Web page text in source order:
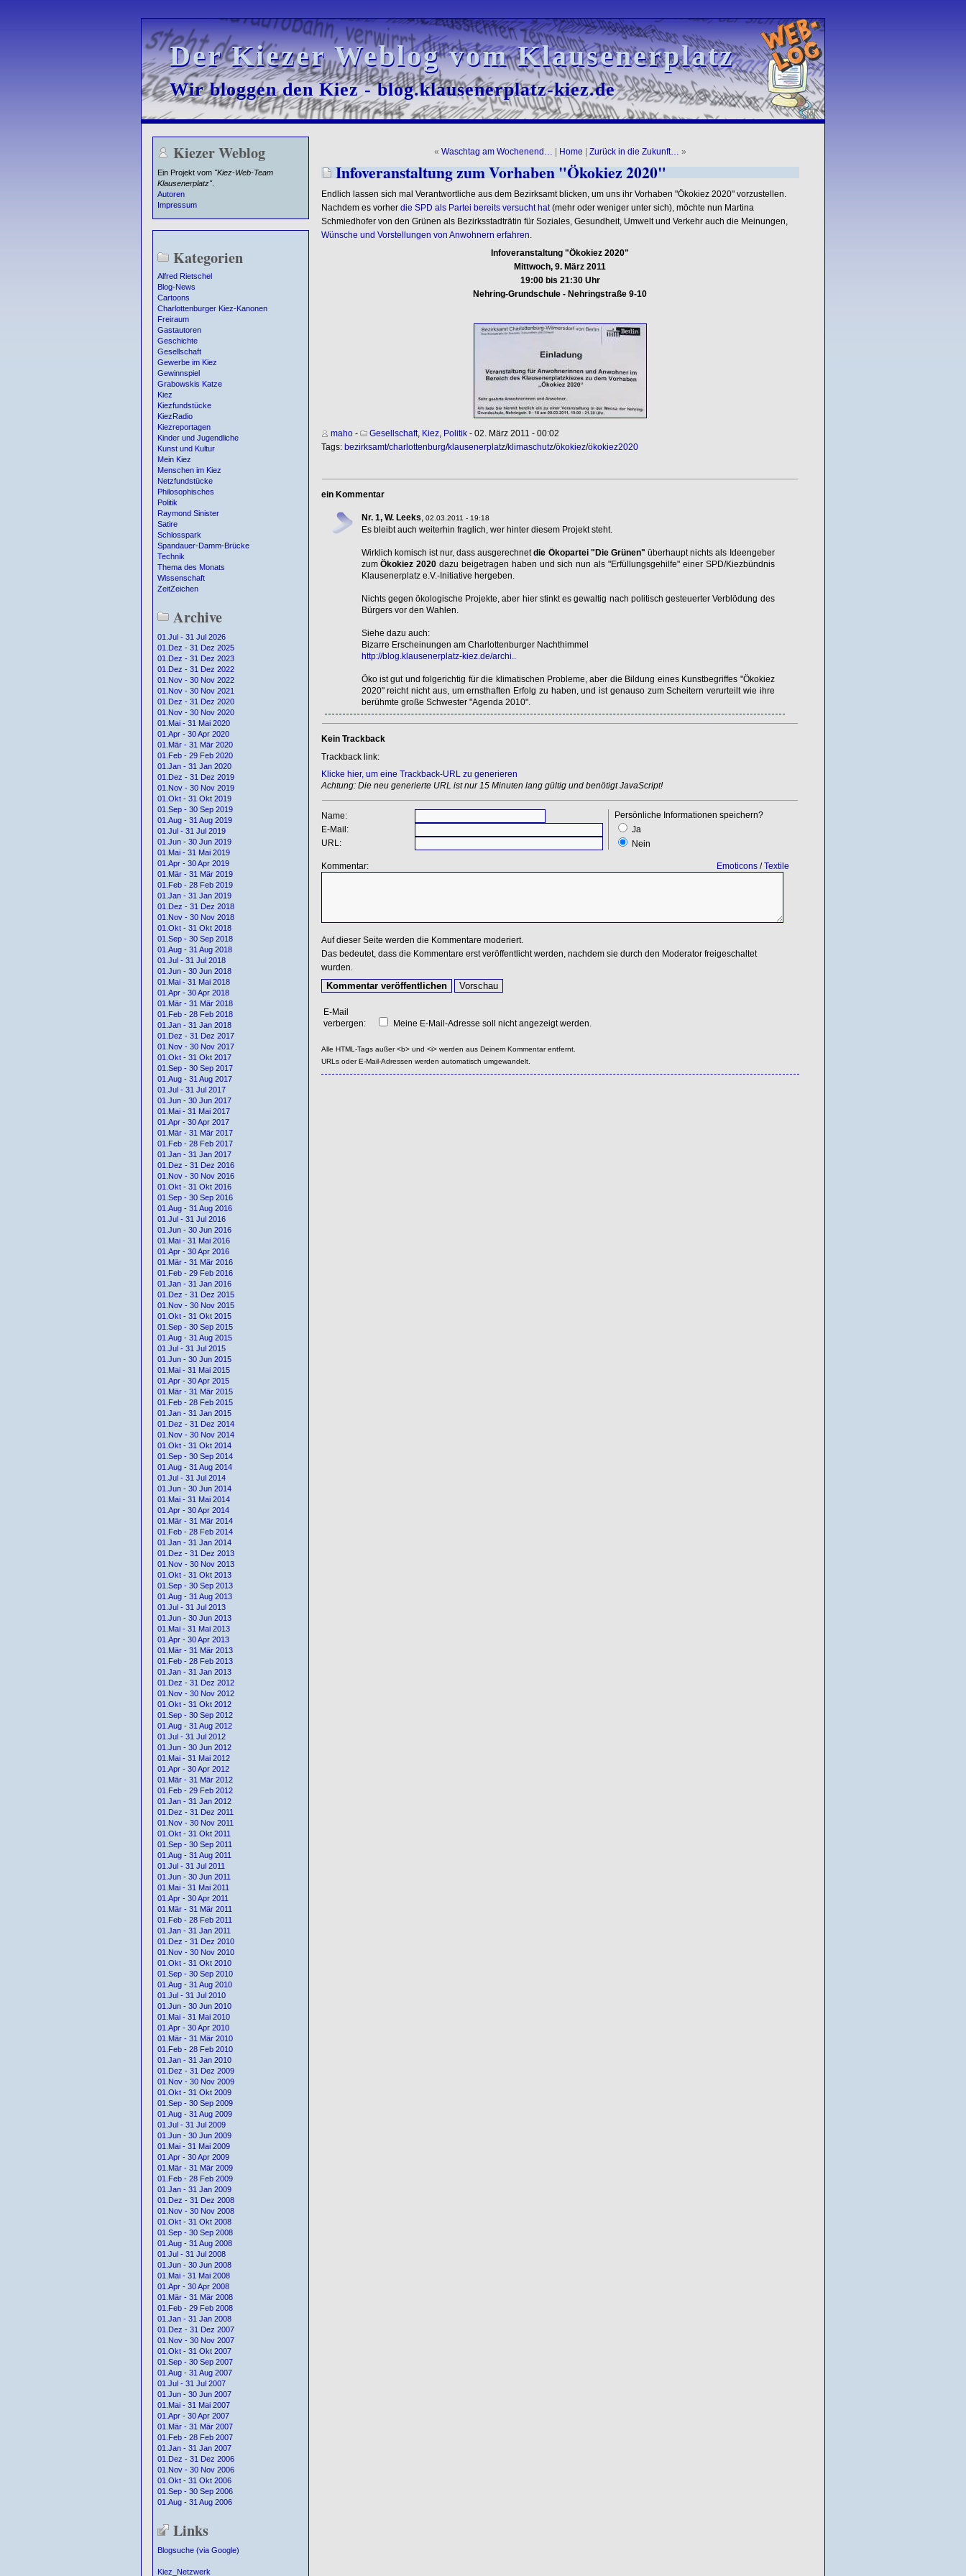
Der Kiezer Weblog vom Klausenerplatz
Der Kiezer Weblog vom Klausenerplatz
Wir bloggen den Kiez - blog.klausenerplatz-kiez.de
Wir bloggen den Kiez - blog.klausenerplatz-kiez.de
Kiezer Weblog
Ein Projekt vom "Kiez-Web-Team
Klausenerplatz".
Autoren
Impressum
Kategorien
Alfred Rietschel
Blog-News
Cartoons
Charlottenburger Kiez-Kanonen
Freiraum
Gastautoren
Geschichte
Gesellschaft
Gewerbe im Kiez
Gewinnspiel
Grabowskis Katze
Kiez
Kiezfundstücke
KiezRadio
Kiezreportagen
Kinder und Jugendliche
Kunst und Kultur
Mein Kiez
Menschen im Kiez
Netzfundstücke
Philosophisches
Politik
Raymond Sinister
Satire
Schlosspark
Spandauer-Damm-Brücke
Technik
Thema des Monats
Wissenschaft
ZeitZeichen
Archive
01.Jul - 31 Jul 2026
01.Dez - 31 Dez 2025
01.Dez - 31 Dez 2023
01.Dez - 31 Dez 2022
01.Nov - 30 Nov 2022
01.Nov - 30 Nov 2021
01.Dez - 31 Dez 2020
01.Nov - 30 Nov 2020
01.Mai - 31 Mai 2020
01.Apr - 30 Apr 2020
01.Mär - 31 Mär 2020
01.Feb - 29 Feb 2020
01.Jan - 31 Jan 2020
01.Dez - 31 Dez 2019
01.Nov - 30 Nov 2019
01.Okt - 31 Okt 2019
01.Sep - 30 Sep 2019
01.Aug - 31 Aug 2019
01.Jul - 31 Jul 2019
01.Jun - 30 Jun 2019
01.Mai - 31 Mai 2019
01.Apr - 30 Apr 2019
01.Mär - 31 Mär 2019
01.Feb - 28 Feb 2019
01.Jan - 31 Jan 2019
01.Dez - 31 Dez 2018
01.Nov - 30 Nov 2018
01.Okt - 31 Okt 2018
01.Sep - 30 Sep 2018
01.Aug - 31 Aug 2018
01.Jul - 31 Jul 2018
01.Jun - 30 Jun 2018
01.Mai - 31 Mai 2018
01.Apr - 30 Apr 2018
01.Mär - 31 Mär 2018
01.Feb - 28 Feb 2018
01.Jan - 31 Jan 2018
01.Dez - 31 Dez 2017
01.Nov - 30 Nov 2017
01.Okt - 31 Okt 2017
01.Sep - 30 Sep 2017
01.Aug - 31 Aug 2017
01.Jul - 31 Jul 2017
01.Jun - 30 Jun 2017
01.Mai - 31 Mai 2017
01.Apr - 30 Apr 2017
01.Mär - 31 Mär 2017
01.Feb - 28 Feb 2017
01.Jan - 31 Jan 2017
01.Dez - 31 Dez 2016
01.Nov - 30 Nov 2016
01.Okt - 31 Okt 2016
01.Sep - 30 Sep 2016
01.Aug - 31 Aug 2016
01.Jul - 31 Jul 2016
01.Jun - 30 Jun 2016
01.Mai - 31 Mai 2016
01.Apr - 30 Apr 2016
01.Mär - 31 Mär 2016
01.Feb - 29 Feb 2016
01.Jan - 31 Jan 2016
01.Dez - 31 Dez 2015
01.Nov - 30 Nov 2015
01.Okt - 31 Okt 2015
01.Sep - 30 Sep 2015
01.Aug - 31 Aug 2015
01.Jul - 31 Jul 2015
01.Jun - 30 Jun 2015
01.Mai - 31 Mai 2015
01.Apr - 30 Apr 2015
01.Mär - 31 Mär 2015
01.Feb - 28 Feb 2015
01.Jan - 31 Jan 2015
01.Dez - 31 Dez 2014
01.Nov - 30 Nov 2014
01.Okt - 31 Okt 2014
01.Sep - 30 Sep 2014
01.Aug - 31 Aug 2014
01.Jul - 31 Jul 2014
01.Jun - 30 Jun 2014
01.Mai - 31 Mai 2014
01.Apr - 30 Apr 2014
01.Mär - 31 Mär 2014
01.Feb - 28 Feb 2014
01.Jan - 31 Jan 2014
01.Dez - 31 Dez 2013
01.Nov - 30 Nov 2013
01.Okt - 31 Okt 2013
01.Sep - 30 Sep 2013
01.Aug - 31 Aug 2013
01.Jul - 31 Jul 2013
01.Jun - 30 Jun 2013
01.Mai - 31 Mai 2013
01.Apr - 30 Apr 2013
01.Mär - 31 Mär 2013
01.Feb - 28 Feb 2013
01.Jan - 31 Jan 2013
01.Dez - 31 Dez 2012
01.Nov - 30 Nov 2012
01.Okt - 31 Okt 2012
01.Sep - 30 Sep 2012
01.Aug - 31 Aug 2012
01.Jul - 31 Jul 2012
01.Jun - 30 Jun 2012
01.Mai - 31 Mai 2012
01.Apr - 30 Apr 2012
01.Mär - 31 Mär 2012
01.Feb - 29 Feb 2012
01.Jan - 31 Jan 2012
01.Dez - 31 Dez 2011
01.Nov - 30 Nov 2011
01.Okt - 31 Okt 2011
01.Sep - 30 Sep 2011
01.Aug - 31 Aug 2011
01.Jul - 31 Jul 2011
01.Jun - 30 Jun 2011
01.Mai - 31 Mai 2011
01.Apr - 30 Apr 2011
01.Mär - 31 Mär 2011
01.Feb - 28 Feb 2011
01.Jan - 31 Jan 2011
01.Dez - 31 Dez 2010
01.Nov - 30 Nov 2010
01.Okt - 31 Okt 2010
01.Sep - 30 Sep 2010
01.Aug - 31 Aug 2010
01.Jul - 31 Jul 2010
01.Jun - 30 Jun 2010
01.Mai - 31 Mai 2010
01.Apr - 30 Apr 2010
01.Mär - 31 Mär 2010
01.Feb - 28 Feb 2010
01.Jan - 31 Jan 2010
01.Dez - 31 Dez 2009
01.Nov - 30 Nov 2009
01.Okt - 31 Okt 2009
01.Sep - 30 Sep 2009
01.Aug - 31 Aug 2009
01.Jul - 31 Jul 2009
01.Jun - 30 Jun 2009
01.Mai - 31 Mai 2009
01.Apr - 30 Apr 2009
01.Mär - 31 Mär 2009
01.Feb - 28 Feb 2009
01.Jan - 31 Jan 2009
01.Dez - 31 Dez 2008
01.Nov - 30 Nov 2008
01.Okt - 31 Okt 2008
01.Sep - 30 Sep 2008
01.Aug - 31 Aug 2008
01.Jul - 31 Jul 2008
01.Jun - 30 Jun 2008
01.Mai - 31 Mai 2008
01.Apr - 30 Apr 2008
01.Mär - 31 Mär 2008
01.Feb - 29 Feb 2008
01.Jan - 31 Jan 2008
01.Dez - 31 Dez 2007
01.Nov - 30 Nov 2007
01.Okt - 31 Okt 2007
01.Sep - 30 Sep 2007
01.Aug - 31 Aug 2007
01.Jul - 31 Jul 2007
01.Jun - 30 Jun 2007
01.Mai - 31 Mai 2007
01.Apr - 30 Apr 2007
01.Mär - 31 Mär 2007
01.Feb - 28 Feb 2007
01.Jan - 31 Jan 2007
01.Dez - 31 Dez 2006
01.Nov - 30 Nov 2006
01.Okt - 31 Okt 2006
01.Sep - 30 Sep 2006
01.Aug - 31 Aug 2006
Links
Blogsuche (via Google)
Kiez_Netzwerk
« Waschtag am Wochenend… Home Zurück in die Zukunft… »
Infoveranstaltung zum Vorhaben "Ökokiez 2020"
Endlich lassen sich mal Verantwortliche aus dem Bezirksamt blicken, um uns ihr Vorhaben "Ökokiez 2020" vorzustellen.
Nachdem es vorher die SPD als Partei bereits versucht hat(mehr oder weniger unter sich), möchte nun Martina
Schmiedhofer von den Grünen als Bezirksstadträtin für Soziales, Gesundheit, Umwelt und Verkehr auch die Meinungen,
Wünsche und Vorstellungen von Anwohnern erfahren
Infoveranstaltung "Ökokiez 2020"
Mittwoch, 9. März 2011
19:00 bis 21:30 Uhr
Nehring-Grundschule - Nehringstraße 9-10
maho- Gesellschaft, Kiez, Politik- 02. März 2011 - 00:02
Tags: bezirksamt/charlottenburg/klausenerplatz/klimaschutz/ökokiez/ökokiez2020
ein Kommentar
Nr. 1, W. Leeks 02.03.2011 - 19:18
Es bleibt auch weiterhin fraglich, wer hinter diesem Projekt steht.
Wirklich komisch ist nur, dass ausgerechnetdie Ökopartei "Die Grünen" überhaupt nichts als Ideengeber
zumÖkokiez 2020 dazu beigetragen haben und sich nun als "Erfüllungsgehilfe" einer SPD/Kiezbündnis
Klausenerplatz e.V.-Initiative hergeben.
Nichts gegen ökologische Projekte, aber hier stinkt es gewaltig nach politisch gesteuerter Verblödung des
Bürgers vor den Wahlen.
Siehe dazu auch:
Bizarre Erscheinungen am Charlottenburger Nachthimmel
http://blog.klausenerplatz-kiez.de/archi..
Öko ist gut und folgerichtig für die klimatischen Probleme, aber die Bildung eines Kunstbegriffes "Ökokiez
2020" reicht nicht aus, um ernsthaften Erfolg zu haben, und ist genauso zum Scheitern verurteilt wie ihre
berühmte große Schwester "Agenda 2010".
Kein Trackback
Trackback link:
Klicke hier, um eine Trackback-URL zu generieren
Achtung: Die neu generierte URL ist nur 15 Minuten lang gültig und benötigt JavaScript!
Name:
Persönliche Informationen speichern?
Ja
Nein
E-Mail:
URL:
Kommentar: Emoticons/Textile
Auf dieser Seite werden die Kommentare moderiert.
Das bedeutet, dass die Kommentare erst veröffentlicht werden, nachdem sie durch den Moderator freigeschaltet
wurden.
E-Mail
verbergen:
Meine E-Mail-Adresse soll nicht angezeigt werden.
Alle HTML-Tags außer <b> und <i> werden aus Deinem Kommentar entfernt.
URLs oder E-Mail-Adressen werden automatisch umgewandelt.